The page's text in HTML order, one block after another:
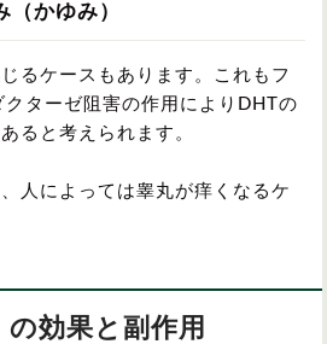
かゆみ）
るケースもあります。これもフ
ターゼ阻害の作用によりDHTの
ると考えられます。
人によっては睾丸が痒くなるケ
効果と副作用